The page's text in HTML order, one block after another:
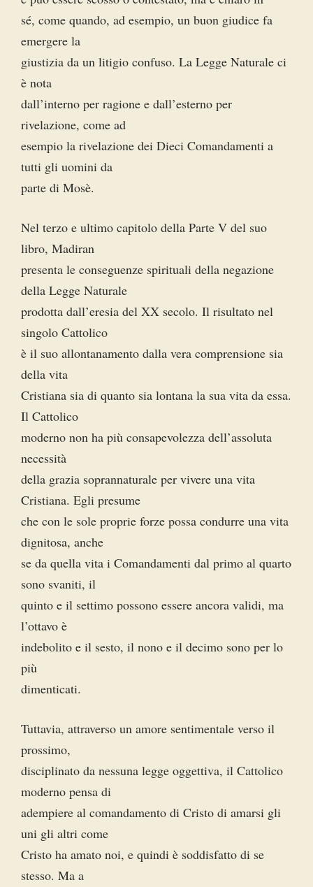
sé, come quando, ad esempio, un buon giudice fa
emergere la
giustizia da un litigio confuso. La Legge Naturale ci
è nota
dall’interno per ragione e dall’esterno per
rivelazione, come ad
esempio la rivelazione dei Dieci Comandamenti a
tutti gli uomini da
parte di Mosè.
Nel terzo e ultimo capitolo della Parte V del suo
libro, Madiran
presenta le conseguenze spirituali della negazione
della Legge Naturale
prodotta dall’eresia del XX secolo. Il risultato nel
singolo Cattolico
è il suo allontanamento dalla vera comprensione sia
della vita
Cristiana sia di quanto sia lontana la sua vita da essa.
Il Cattolico
moderno non ha più consapevolezza dell’assoluta
necessità
della grazia soprannaturale per vivere una vita
Cristiana. Egli presume
che con le sole proprie forze possa condurre una vita
dignitosa, anche
se da quella vita i Comandamenti dal primo al quarto
sono svaniti, il
quinto e il settimo possono essere ancora validi, ma
l’ottavo è
indebolito e il sesto, il nono e il decimo sono per lo
più
dimenticati.
Tuttavia, attraverso un amore sentimentale verso il
prossimo,
disciplinato da nessuna legge oggettiva, il Cattolico
moderno pensa di
adempiere al comandamento di Cristo di amarsi gli
uni gli altri come
Cristo ha amato noi, e quindi è soddisfatto di se
stesso. Ma a